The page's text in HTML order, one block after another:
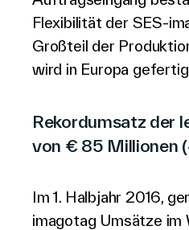
Flexibilität der SES-
Großteil der
wird in Europa
Rekordumsatz der
von € 85 Millionen
Im 1. Halbjahr 2016,
imagotag Umsätze